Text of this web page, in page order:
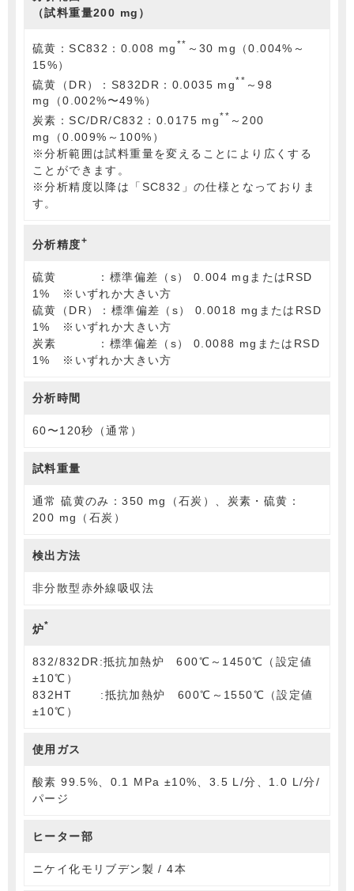
（試料重量200 mg）
硫黄：SC832：0.008 mg ** ～30 mg（0.004%～
15%）
硫黄（DR）：S832DR：0.0035 mg** ～98
mg（0.002%〜49%）
炭素：SC/DR/C832：0.0175 mg** ～200
mg（0.009%～100%）
※分析範囲は試料重量を変えることにより広くする
ことができます。
※分析精度以降は「SC832」の仕様となっておりま
す。
分析精度+
硫黄 ：標準偏差（s） 0.004 mgまたはRSD
1% ※いずれか大きい方
硫黄（DR）：標準偏差（s） 0.0018 mgまたはRSD
1% ※いずれか大きい方
炭素 ：標準偏差（s） 0.0088 mgまたはRSD
1% ※いずれか大きい方
分析時間
60〜120秒（通常）
試料重量
通常 硫黄のみ：350 mg（石炭）、炭素・硫黄：
200 mg（石炭）
検出方法
非分散型赤外線吸収法
炉*
832/832DR:抵抗加熱炉 600℃～1450℃（設定値
±10℃）
832HT :抵抗加熱炉 600℃～1550℃（設定値
±10℃）
使用ガス
酸素 99.5%、0.1 MPa ±10%、3.5 L/分、1.0 L/分/
パージ
ヒーター部
ニケイ化モリブデン製 / 4本